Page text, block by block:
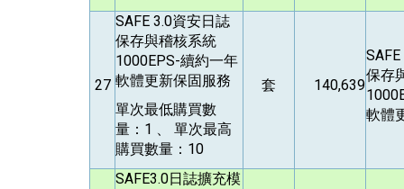
27
SAFE 3.0資安日誌
保存與稽核系統
1000EPS-續約一年
軟體更新保固服務
單次最低購買數
量：1 、 單次最高
購買數量：10
套 140,639
SAFE
保存
軟體
SAFE3.0日誌擴充模